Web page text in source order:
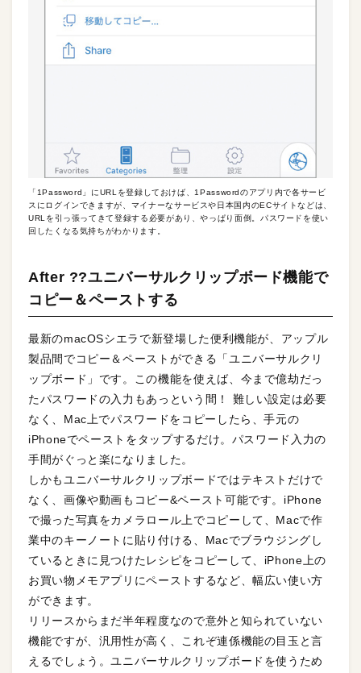
「1Password」にURLを登録しておけば、1Passwordのアプリ内で各サービ
スにログインできますが、マイナーなサービスや日本国内のECサイトなどは、
URLを引っ張ってきて登録する必要があり、やっぱり面倒。パスワードを使い
回したくなる気持ちがわかります。
After ??ユニバーサルクリップボード機能で
コピー＆ペーストする
最新のmacOSシエラで新登場した便利機能が、アップル
製品間でコピー＆ペーストができる「ユニバーサルクリ
ップボード」です。この機能を使えば、今まで億劫だっ
たパスワードの入力もあっという間！ 難しい設定は必要
なく、Mac上でパスワードをコピーしたら、手元の
iPhoneでペーストをタップするだけ。パスワード入力の
手間がぐっと楽になりました。
しかもユニバーサルクリップボードではテキストだけで
なく、画像や動画もコピー&ペースト可能です。iPhone
で撮った写真をカメラロール上でコピーして、Macで作
業中のキーノートに貼り付ける、Macでブラウジングし
ているときに見つけたレシピをコピーして、iPhone上の
お買い物メモアプリにペーストするなど、幅広い使い方
ができます。
リリースからまだ半年程度なので意外と知られていない
機能ですが、汎用性が高く、これぞ連係機能の目玉と言
えるでしょう。ユニバーサルクリップボードを使うため